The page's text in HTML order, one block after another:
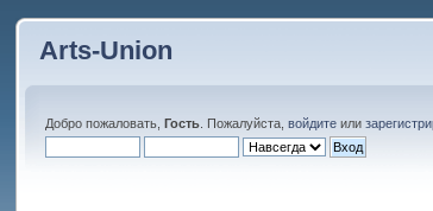
Arts-Union
Добро пожаловать,Гость . Пожалуйста,войдите или